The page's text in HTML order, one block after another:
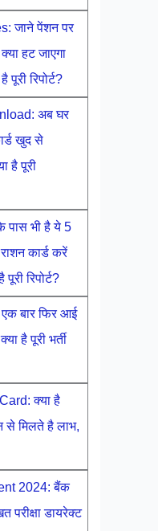
जाने पेंशन पर
हट जाएगा
रिपोर्ट?
अब घर
खुद से
है पूरी
भी है ये 5
कार्ड करें
रिपोर्ट?
बार फिर आई
है पूरी भर्ती
क्या है
से मिलते है लाभ,
2024: बैंक
परीक्षा डायरेक्ट